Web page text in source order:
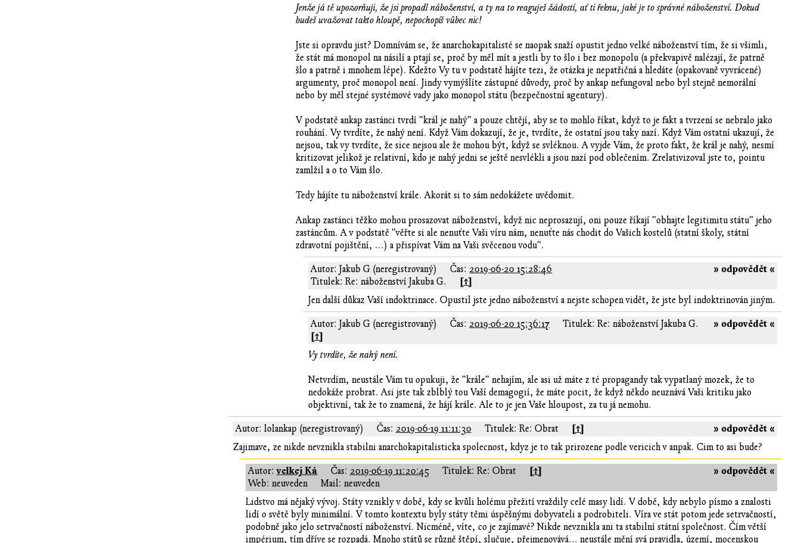
Jenže já tě upozorňuji, že jsi propadl náboženství, a ty na to reaguješ žádostí, ať ti řeknu, jaké je to správné náboženství. Dokud
budeš uvažovat takto hloupě, nepochopíš vůbec nic!
Jste si opravdu jist? Domnívám se, že anarchokapitalisté se naopak snaží opustit jedno velké náboženství tím, že si všimli,
že stát má monopol na násilí a ptají se, proč by měl mít a jestli by to šlo i bez monopolu (a překvapivě nalézají, že patrně
šlo a patrně i mnohem lépe). Kdežto Vy tu v podstatě hájíte tezi, že otázka je nepatřičná a hledáte (opakovaně vyvrácené)
argumenty, proč monopol není. Jindy vymýšlíte zástupné důvody, proč by ankap nefungoval nebo byl stejně nemorální
nebo by měl stejné systémové vady jako monopol státu (bezpečnostní agentury).
V podstatě ankap zastánci tvrdí "král je nahý" a pouze chtějí, aby se to mohlo říkat, když to je fakt a tvrzení se nebralo jako
rouhání. Vy tvrdíte, že nahý není. Když Vám dokazují, že je, tvrdíte, že ostatní jsou taky nazí. Když Vám ostatní ukazují, že
nejsou, tak vy tvrdíte, že sice nejsou ale že mohou být, když se svléknou. A vyjde Vám, že proto fakt, že král je nahý, nesmí
kritizovat jelikož je relativní, kdo je nahý jedni se ještě nesvlékli a jsou nazí pod oblečením. Zrelativizoval jste to, pointu
zamlžil a o to Vám šlo.
Tedy hájíte tu náboženství krále. Akorát si to sám nedokážete uvědomit.
Ankap zastánci těžko mohou prosazovat náboženství, když nic neprosazují, oni pouze říkají "obhajte legitimitu státu" jeho
zastáncům. A v podstatě "věřte si ale nenuťte Vaši víru nám, nenuťte nás chodit do Vašich kostelů (statní školy, státní
zdravotní pojištění, ...) a přispívat Vám na Vaši svěcenou vodu".
» odpovědět «
Autor: Jakub G (neregistrovaný) Čas: 2019-06-20 15:28:46
Titulek: Re: náboženství Jakuba G.
[↑]
Jen další důkaz Vaší indoktrinace. Opustil jste jedno náboženství a nejste schopen vidět, že jste byl indoktrinován jiným.
» odpovědět «
Autor: Jakub G (neregistrovaný) Čas: 2019-06-20 15:36:17 Titulek: Re: náboženství Jakuba G.
[↑]
Vy tvrdíte, že nahý není.
Netvrdím, neustále Vám tu opukuji, že "krále" nehajím, ale asi už máte z té propagandy tak vypatlaný mozek, že to
nedokáže probrat. Asi jste tak zblblý tou Vaší demagogií, že máte pocit, že když někdo neuznává Vaši kritiku jako
objektivní, tak že to znamená, že hájí krále. Ale to je jen Vaše hloupost, za tu já nemohu.
» odpovědět «
Autor: lolankap (neregistrovaný) Čas: 2019-06-19 11:11:30 Titulek: Re: Obrat [↑]
Zajimave, ze nikde nevznikla stabilni anarchokapitalisticka spolecnost, kdyz je to tak prirozene podle vericich v anpak. Cim to asi bude?
» odpovědět «
Autor:velkej Ká Čas: 2019-06-19 11:20:45 Titulek: Re: Obrat [↑]
Web: neuveden
Mail: neuveden
Lidstvo má nějaký vývoj. Státy vznikly v době, kdy se kvůli holému přežití vraždily celé masy lidí. V době, kdy nebylo písmo a znalosti
lidí o světě byly minimální. V tomto kontextu byly státy těmi úspěšnými dobyvateli a podrobiteli. Víra ve stát potom jede setrvačností,
podobně jako jelo setrvačností náboženství. Nicméně, víte, co je zajímavé? Nikde nevznikla ani ta stabilní státní společnost. Čím větší
impérium, tím dříve se rozpadá. Mnoho států se různě štěpí, slučuje, přejmenovává... neustále mění svá pravidla, území, mocenskou